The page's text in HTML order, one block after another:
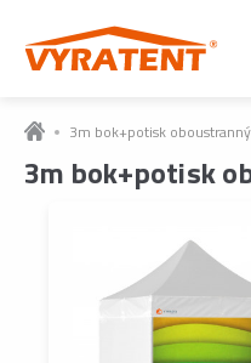
3m bok+potisk oboustranný
3m bok+potisk